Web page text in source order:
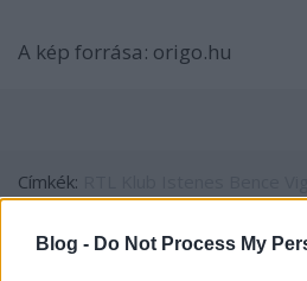
Blog - Do Not Process My
A kép forrása: origo.hu
Címkék: